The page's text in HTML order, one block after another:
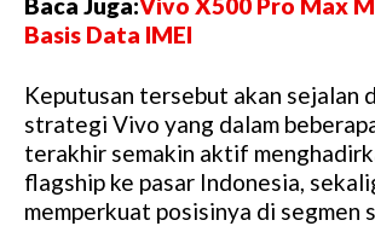
Baca Juga:Vivo X500 Pro Max
Basis Data IMEI
Keputusan tersebut akan sejalan
strategi Vivo yang dalam
terakhir semakin aktif
flagship ke pasar Indonesia,
memperkuat posisinya di segmen